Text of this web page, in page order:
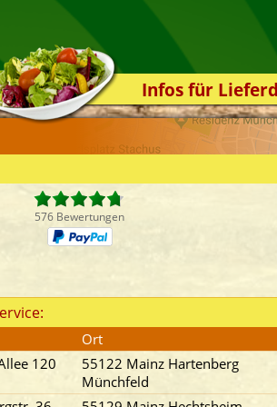
Infos für
Kassensystem
Zuverlässigkeit
Kontakt
576 Bewertungen
Ort
120
55122 Mainz Hartenberg
Münchfeld